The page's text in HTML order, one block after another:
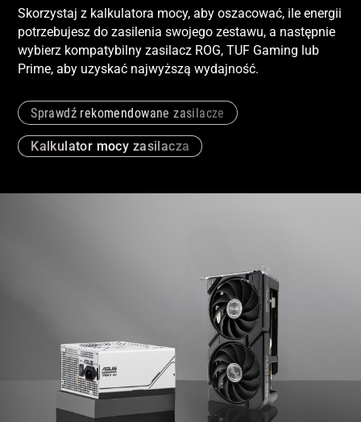
Skorzystaj z kalkulatora mocy, aby oszacować, ile energii
potrzebujesz do zasilenia swojego zestawu, a następnie
wybierz kompatybilny zasilacz ROG, TUF Gaming lub
Prime, aby uzyskać najwyższą wydajność.
Sprawdź rekomendowane zasilacze
Kalkulator mocy zasilacza